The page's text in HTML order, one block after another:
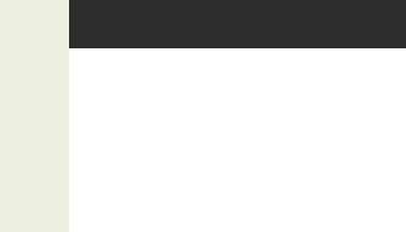
عملي لأصحاب المنازل في الرياض